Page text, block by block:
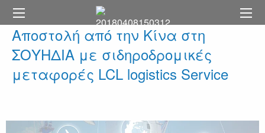
Αποστολή από την Κίνα στη
ΣΟΥΗΔΙΑ με σιδηροδρομικές
μεταφορές LCL logistics Service